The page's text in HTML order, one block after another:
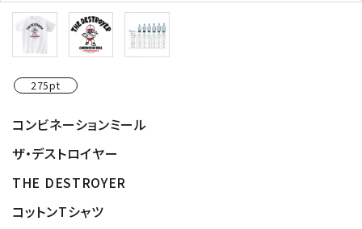
275pt
コンビネーションミール
ザ・デストロイヤー
THE DESTROYER
コットンTシャツ